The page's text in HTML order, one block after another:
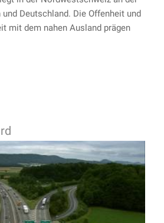
und Deutschland. Die Offenheit und
mit dem nahen Ausland prägen